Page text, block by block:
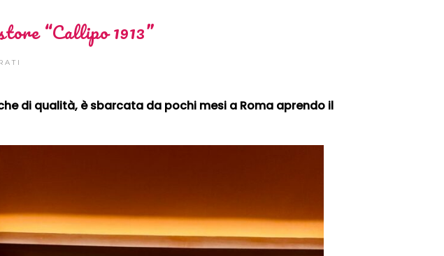
“Callipo 1913”
di qualità, è sbarcata da pochi mesi a Roma aprendo il